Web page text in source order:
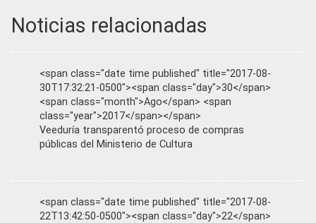
Noticias relacionadas
<span class="date time published" title="2017-08-
30T17:32:21-0500"><span class="day">30</span>
<span class="month">Ago</span> <span
class="year">2017</span></span>
Veeduría transparentó proceso de compras
públicas del Ministerio de Cultura
<span class="date time published" title="2017-08-
22T13:42:50-0500"><span class="day">22</span>